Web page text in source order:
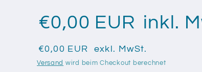
€0,00 EUR inkl.
€0,00 EUR exkl. MwSt.
Versand wird beim Checkout berechnet